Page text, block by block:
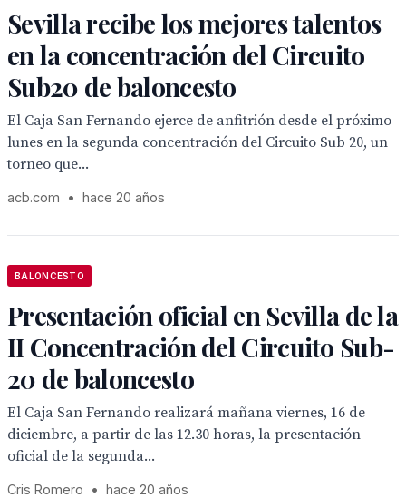
Sevilla recibe los mejores talentos
en la concentración del Circuito
Sub20 de baloncesto
El Caja San Fernando ejerce de anfitrión desde el próximo
lunes en la segunda concentración del Circuito Sub 20, un
torneo que...
acb.com • hace 20 años
BALONCESTO
Presentación oficial en Sevilla de la
II Concentración del Circuito Sub-
20 de baloncesto
El Caja San Fernando realizará mañana viernes, 16 de
diciembre, a partir de las 12.30 horas, la presentación
oficial de la segunda...
Cris Romero • hace 20 años